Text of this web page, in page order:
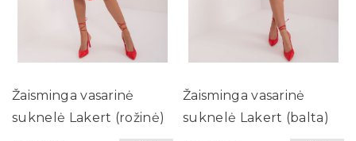
Žaisminga vasarinė
suknelė Lakert (rožinė)
Žaisminga vasarinė
suknelė Lakert (balta)